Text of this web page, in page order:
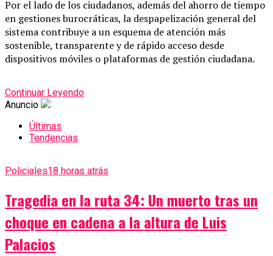
Por el lado de los ciudadanos, además del ahorro de tiempo
en gestiones burocráticas, la despapelización general del
sistema contribuye a un esquema de atención más
sostenible, transparente y de rápido acceso desde
dispositivos móviles o plataformas de gestión ciudadana.
Continuar Leyendo
Anuncio
Últimas
Tendencias
Policiales18 horas atrás
Tragedia en la ruta 34: Un muerto tras un
choque en cadena a la altura de Luis
Palacios